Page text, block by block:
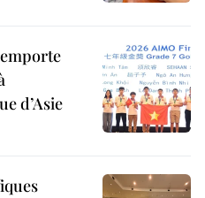
d’Asie